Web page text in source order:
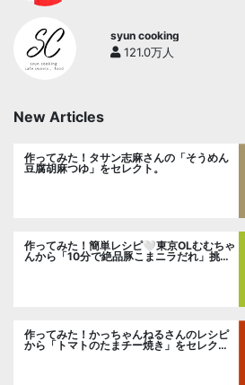
syun cooking
121.0万人
New Articles
作ってみた！タサン志麻さんの「そうめん
豆腐胡麻つゆ」をセレクト。
作ってみた！簡単レシピ🤍東京OLむむちゃ
んから「10分で絶品豚こまニラだれ」挑
作ってみた！かっちゃんねるさんのレシピ
から「トマトのたまチー焼き」をセレク